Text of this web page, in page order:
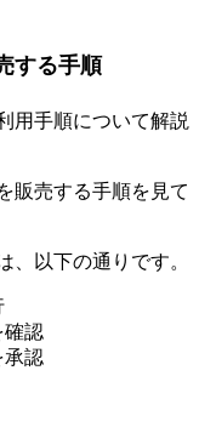
する手順
用手順について解説
販売する手順を見て
、以下の通り です。
確認
承認